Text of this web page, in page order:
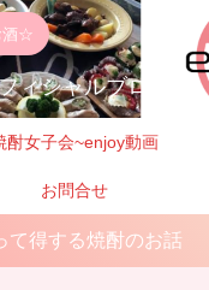
酒☆
ィシャルブログ
酎女子会~enjoy動画
お問合せ
て得する焼酎のお話